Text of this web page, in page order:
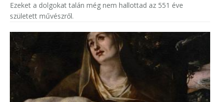
Ezeket a dolgokat talán még nem hallottad az 551 éve
született művészről.